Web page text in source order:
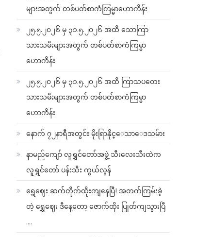
များအတွက် တစ်ပတ်စာကံကြမ္မာဟောကိန်း
၂၅.၅.၂၀၂၆ မှ ၃၁.၅.၂၀၂၆ အထိ သောကြာ
သားသမီးများအတွက် တစ်ပတ်စာကံကြမ္မာ
ဟောကိန်း
၂၅.၅.၂၀၂၆ မှ ၃၁.၅.၂၀၂၆ အထိ ကြာသပတေး
သားသမီးများအတွက် တစ်ပတ်စာကံကြမ္မာ
ဟောကိန်း
နောက် ၇၂နာရီအတွင်း မိုးရြာနိုင္ေသာေဒသမ်ား
နာမည်ကျော် လူရွှင်တော်အဖွဲ့ သီးလေးသီးထဲက
လူရွှင်တော် ပန်းသီး ကွယ်လွန်
ရွှေဈေး ဆက်တိုက်ထိုးကျနေပြီ! အတက်ကြမ်းခဲ့
တဲ့ ရွှေဈေး ဒီနေ့တော့ ဇောက်ထိုး ပြုတ်ကျသွားပြီ
….